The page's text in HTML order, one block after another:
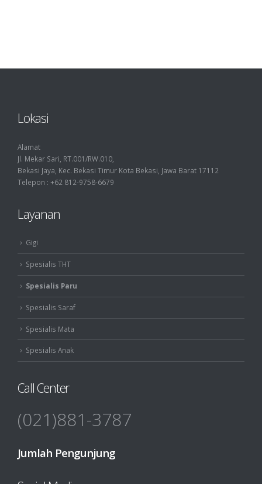
Lokasi
Alamat
Jl. Mekar Sari, RT.001/RW.010,
Bekasi Jaya, Kec. Bekasi Timur Kota Bekasi, Jawa Barat 17112
Telepon : +62 812-9758-6679
Layanan
Gigi
Spesialis THT
Spesialis Paru
Spesialis Saraf
Spesialis Mata
Spesialis Anak
Call Center
(021)881-3787
Jumlah Pengunjung